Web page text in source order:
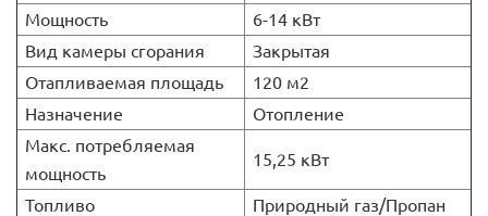
Мощность
6-14 кВт
Вид камеры сгорания
Закрытая
Отапливаемая площадь
120 м2
Назначение
Отопление
Макс. потребляемая
мощность
15,25 кВт
Топливо
Природный газ/Пропан